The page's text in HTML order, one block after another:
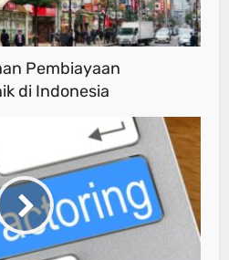
Pembiayaan
di Indonesia